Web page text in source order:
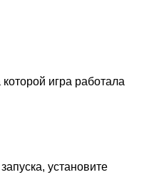
игра работала
установите